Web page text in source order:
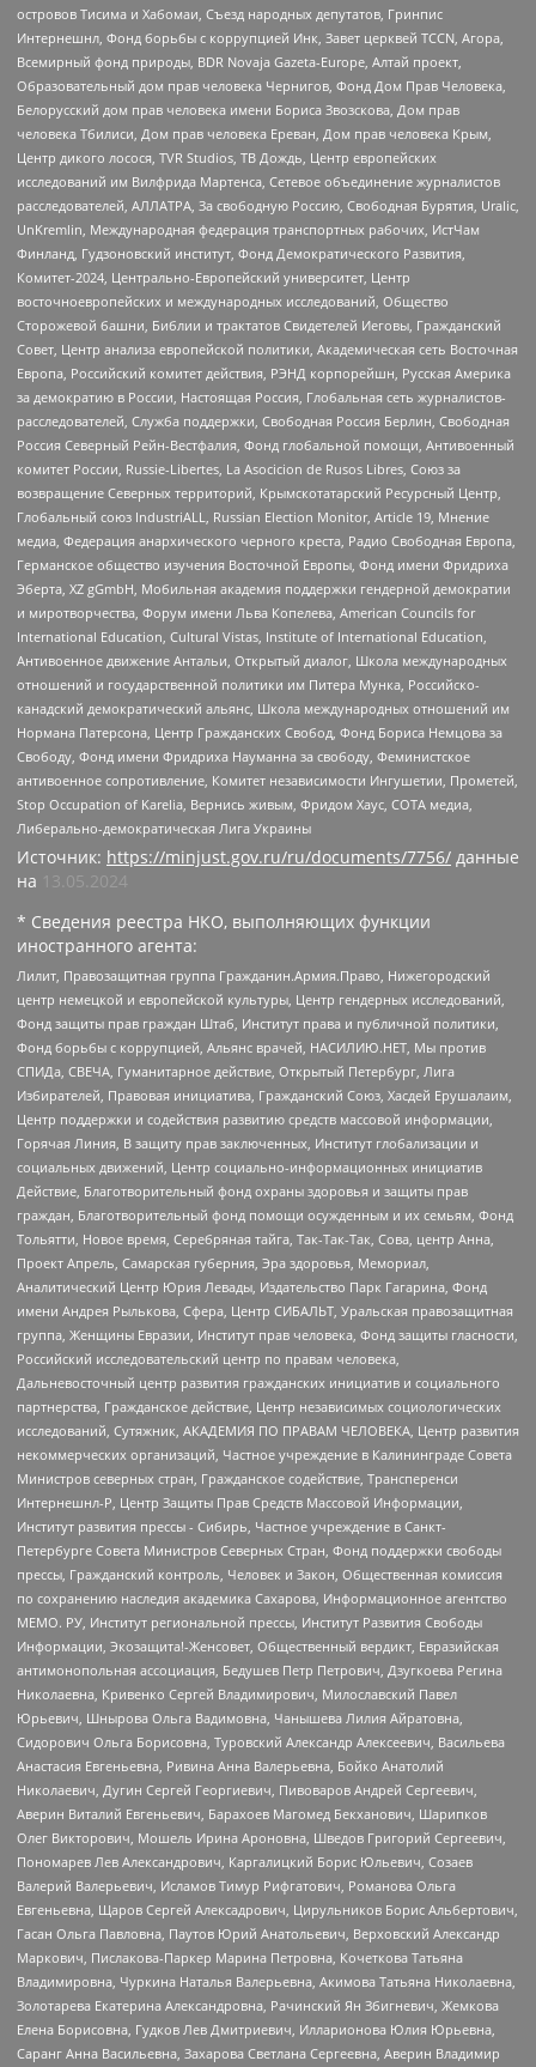
островов Тисима и Хабомаи, Съезд народных депутатов, Гринпис
Интернешнл, Фонд борьбы с коррупцией Инк, Завет церквей TCCN, Агора,
Всемирный фонд природы, BDR Novaja Gazeta-Europe, Алтай проект,
Образовательный дом прав человека Чернигов, Фонд Дом Прав Человека,
Белорусский дом прав человека имени Бориса Звозскова, Дом прав
человека Тбилиси, Дом прав человека Ереван, Дом прав человека Крым,
Центр дикого лосося, TVR Studios, ТВ Дождь, Центр европейских
исследований им Вилфрида Мартенса, Сетевое объединение журналистов
расследователей, АЛЛАТРА, За свободную Россию, Свободная Бурятия, Uralic,
UnKremlin, Международная федерация транспортных рабочих, ИстЧам
Финланд, Гудзоновский институт, Фонд Демократического Развития,
Комитет-2024, Центрально-Европейский университет, Центр
восточноевропейских и международных исследований, Общество
Сторожевой башни, Библии и трактатов Свидетелей Иеговы, Гражданский
Совет, Центр анализа европейской политики, Академическая сеть Восточная
Европа, Российский комитет действия, РЭНД корпорейшн, Русская Америка
за демократию в России, Настоящая Россия, Глобальная сеть журналистов-
расследователей, Служба поддержки, Свободная Россия Берлин, Свободная
Россия Северный Рейн-Вестфалия, Фонд глобальной помощи, Антивоенный
комитет России, Russie-Libertes, La Asocicion de Rusos Libres, Союз за
возвращение Северных территорий, Крымскотатарский Ресурсный Центр,
Глобальный союз IndustriALL, Russian Election Monitor, Article 19, Мнение
медиа, Федерация анархического черного креста, Радио Свободная Европа,
Германское общество изучения Восточной Европы, Фонд имени Фридриха
Эберта, XZ gGmbH, Мобильная академия поддержки гендерной демократии
и миротворчества, Форум имени Льва Копелева, American Councils for
International Education, Cultural Vistas, Institute of International Education,
Антивоенное движение Антальи, Открытый диалог, Школа международных
отношений и государственной политики им Питера Мунка, Российско-
канадский демократический альянс, Школа международных отношений им
Нормана Патерсона, Центр Гражданских Свобод, Фонд Бориса Немцова за
Свободу, Фонд имени Фридриха Науманна за свободу, Феминистское
антивоенное сопротивление, Комитет независимости Ингушетии, Прометей,
Stop Occupation of Karelia, Вернись живым, Фридом Хаус, СОТА медиа,
Либерально-демократическая Лига Украины
Источник: https://minjust.gov.ru/ru/documents/7756/ данные
на
13.05.2024
* Сведения реестра НКО, выполняющих функции
иностранного агента:
Лилит, Правозащитная группа Гражданин.Армия.Право, Нижегородский
центр немецкой и европейской культуры, Центр гендерных исследований,
Фонд защиты прав граждан Штаб, Институт права и публичной политики,
Фонд борьбы с коррупцией, Альянс врачей, НАСИЛИЮ.НЕТ, Мы против
СПИДа, СВЕЧА, Гуманитарное действие, Открытый Петербург, Лига
Избирателей, Правовая инициатива, Гражданский Союз, Хасдей Ерушалаим,
Центр поддержки и содействия развитию средств массовой информации,
Горячая Линия, В защиту прав заключенных, Институт глобализации и
социальных движений, Центр социально-информационных инициатив
Действие, Благотворительный фонд охраны здоровья и защиты прав
граждан, Благотворительный фонд помощи осужденным и их семьям, Фонд
Тольятти, Новое время, Серебряная тайга, Так-Так-Так, Сова, центр Анна,
Проект Апрель, Самарская губерния, Эра здоровья, Мемориал,
Аналитический Центр Юрия Левады, Издательство Парк Гагарина, Фонд
имени Андрея Рылькова, Сфера, Центр СИБАЛЬТ, Уральская правозащитная
группа, Женщины Евразии, Институт прав человека, Фонд защиты гласности,
Российский исследовательский центр по правам человека,
Дальневосточный центр развития гражданских инициатив и социального
партнерства, Гражданское действие, Центр независимых социологических
исследований, Сутяжник, АКАДЕМИЯ ПО ПРАВАМ ЧЕЛОВЕКА, Центр развития
некоммерческих организаций, Частное учреждение в Калининграде Совета
Министров северных стран, Гражданское содействие, Трансперенси
Интернешнл-Р, Центр Защиты Прав Средств Массовой Информации,
Институт развития прессы - Сибирь, Частное учреждение в Санкт-
Петербурге Совета Министров Северных Стран, Фонд поддержки свободы
прессы, Гражданский контроль, Человек и Закон, Общественная комиссия
по сохранению наследия академика Сахарова, Информационное агентство
МЕМО. РУ, Институт региональной прессы, Институт Развития Свободы
Информации, Экозащита!-Женсовет, Общественный вердикт, Евразийская
антимонопольная ассоциация, Бедушев Петр Петрович, Дзугкоева Регина
Николаевна, Кривенко Сергей Владимирович, Милославский Павел
Юрьевич, Шнырова Ольга Вадимовна, Чанышева Лилия Айратовна,
Сидорович Ольга Борисовна, Туровский Александр Алексеевич, Васильева
Анастасия Евгеньевна, Ривина Анна Валерьевна, Бойко Анатолий
Николаевич, Дугин Сергей Георгиевич, Пивоваров Андрей Сергеевич,
Аверин Виталий Евгеньевич, Барахоев Магомед Бекханович, Шарипков
Олег Викторович, Мошель Ирина Ароновна, Шведов Григорий Сергеевич,
Пономарев Лев Александрович, Каргалицкий Борис Юльевич, Созаев
Валерий Валерьевич, Исламов Тимур Рифгатович, Романова Ольга
Евгеньевна, Щаров Сергей Алексадрович, Цирульников Борис Альбертович,
Гасан Ольга Павловна, Паутов Юрий Анатольевич, Верховский Александр
Маркович, Пислакова-Паркер Марина Петровна, Кочеткова Татьяна
Владимировна, Чуркина Наталья Валерьевна, Акимова Татьяна Николаевна,
Золотарева Екатерина Александровна, Рачинский Ян Збигневич, Жемкова
Елена Борисовна, Гудков Лев Дмитриевич, Илларионова Юлия Юрьевна,
Саранг Анна Васильевна, Захарова Светлана Сергеевна, Аверин Владимир